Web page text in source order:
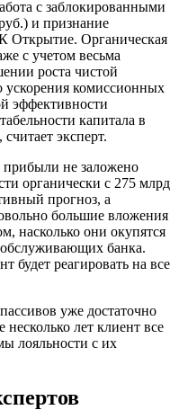
с заблокированными
и признание
Открытие. Органическая
с учетом весьма
роста чистой
комиссионных
эффективности
капитала в
эксперт.
прибыли не заложено
органически с 275 млрд
прогноз, а
большие вложения
насколько они окупятся
банка.
будет реагировать на все
уже достаточно
лет клиент все
лояльности с их